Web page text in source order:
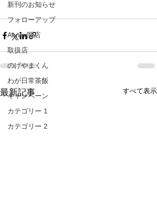
新刊のお知らせ
フォローアップ
Annex開店
取扱店
のげやまくん
わが日常茶飯
キャンペーン
カテゴリー 1
カテゴリー 2
最新記事 すべて表示